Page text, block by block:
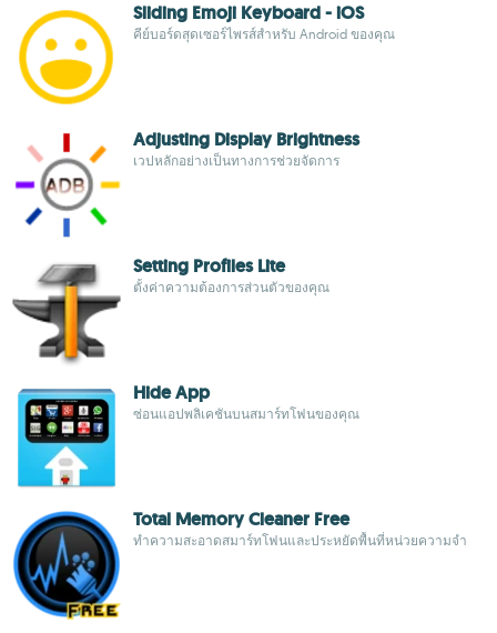
Sliding Emoji Keyboard - iOS
คีย์บอร์ดสุดเซอร์ไพรส์สำหรับ Android ของคุณ
Adjusting Display Brightness
เวปหลักอย่างเป็นทางการช่วยจัดการ
Setting Profiles Lite
ตั้งค่าความต้องการส่วนตัวของคุณ
Hide App
ซ่อนแอปพลิเคชันบนสมาร์ทโฟนของคุณ
Total Memory Cleaner Free
ทำความสะอาดสมาร์ทโฟนและประหยัดพื้นที่หน่วยความจำ